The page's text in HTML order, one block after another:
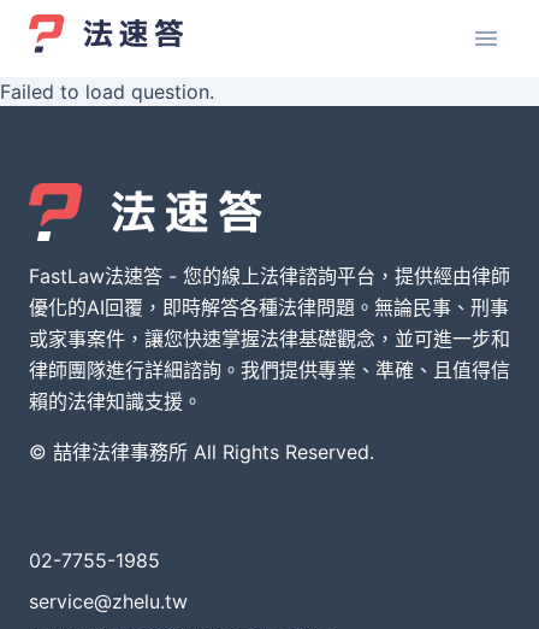
Failed to load question.
FastLaw法速答 - 您的線上法律諮詢平台，提供經由律師
優化的AI回覆，即時解答各種法律問題。無論民事、刑事
或家事案件，讓您快速掌握法律基礎觀念，並可進一步和
律師團隊進行詳細諮詢。我們提供專業、準確、且值得信
賴的法律知識支援。
© 喆律法律事務所 All Rights Reserved.
02-7755-1985
service@zhelu.tw